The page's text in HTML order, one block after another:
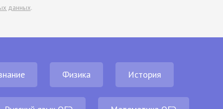
данных.
Физика История